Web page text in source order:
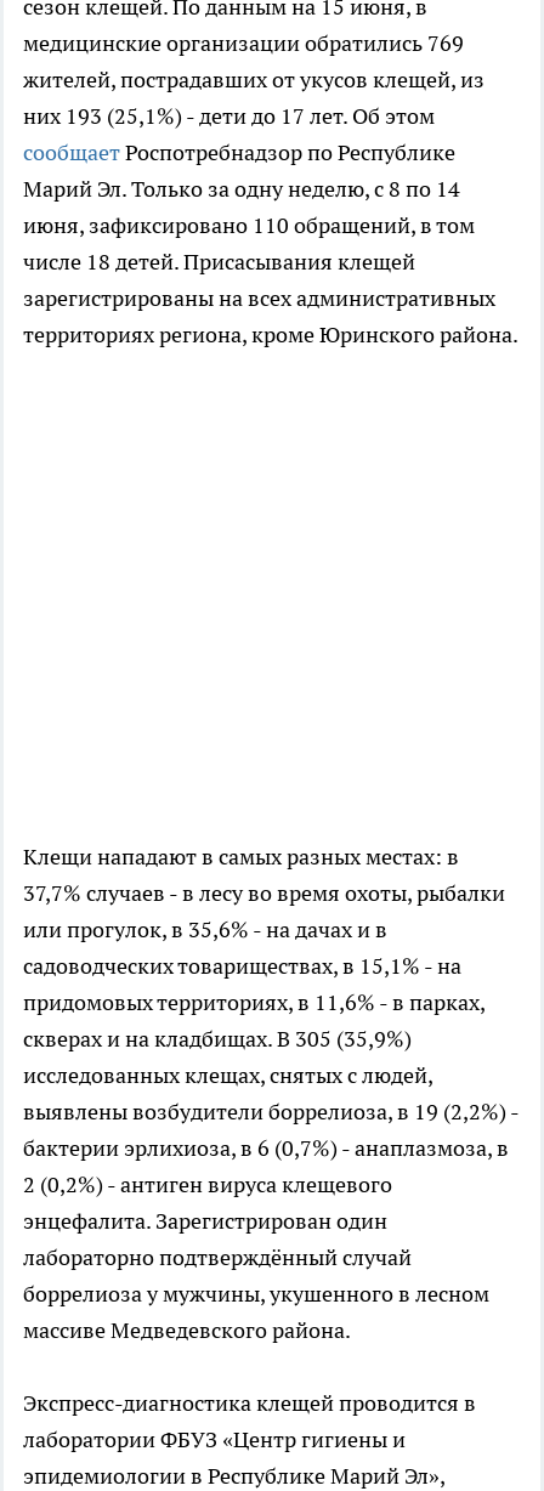
сезон клещей. По данным на 15 июня, в
медицинские организации обратились 769
жителей, пострадавших от укусов клещей, из
них 193 (25,1%) - дети до 17 лет. Об этом
сообщаетРоспотребнадзор по Республике
Марий Эл. Только за одну неделю, с 8 по 14
июня, зафиксировано 110 обращений, в том
числе 18 детей. Присасывания клещей
зарегистрированы на всех административных
территориях региона, кроме Юринского района.
Клещи нападают в самых разных местах: в
37,7% случаев - в лесу во время охоты, рыбалки
или прогулок, в 35,6% - на дачах и в
садоводческих товариществах, в 15,1% - на
придомовых территориях, в 11,6% - в парках,
скверах и на кладбищах. В 305 (35,9%)
исследованных клещах, снятых с людей,
выявлены возбудители боррелиоза, в 19 (2,2%) -
бактерии эрлихиоза, в 6 (0,7%) - анаплазмоза, в
2 (0,2%) - антиген вируса клещевого
энцефалита. Зарегистрирован один
лабораторно подтверждённый случай
боррелиоза у мужчины, укушенного в лесном
массиве Медведевского района.
Экспресс-диагностика клещей проводится в
лаборатории ФБУЗ «Центр гигиены и
эпидемиологии в Республике Марий Эл»,